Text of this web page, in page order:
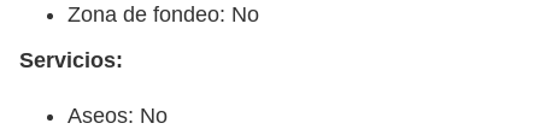
Zona de fondeo: No
Servicios:
Aseos: No